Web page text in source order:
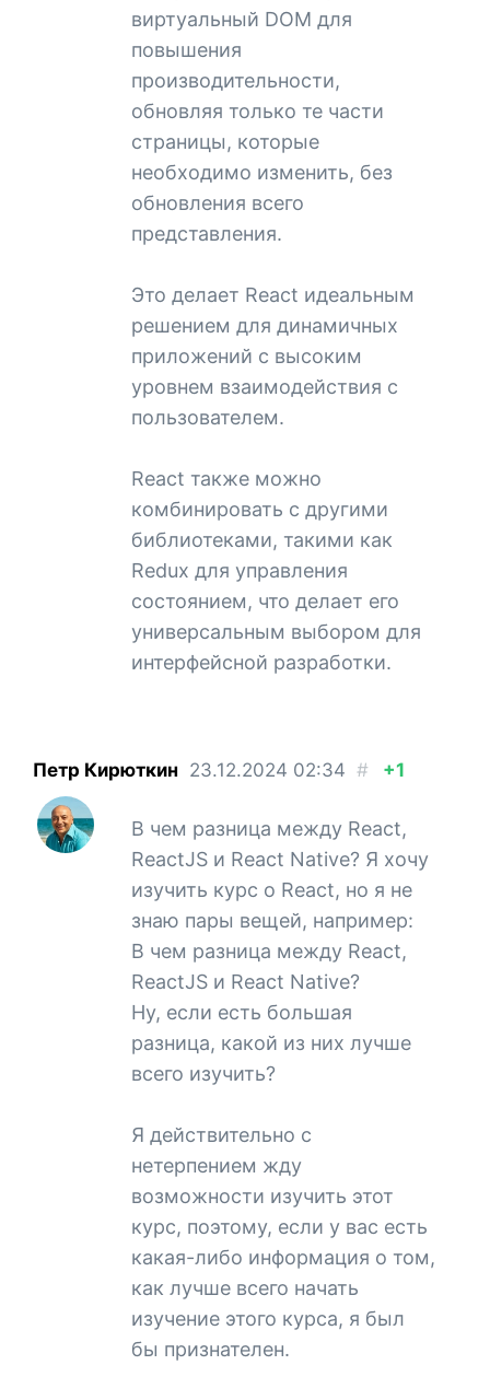
виртуальный DOM для
повышения
производительности,
обновляя только те части
страницы, которые
необходимо изменить, без
обновления всего
представления.
Это делает React идеальным
решением для динамичных
приложений с высоким
уровнем взаимодействия с
пользователем.
React также можно
комбинировать с другими
библиотеками, такими как
Redux для управления
состоянием, что делает его
универсальным выбором для
интерфейсной разработки.
Петр Кирюткин 23.12.2024 02:34 # +1
В чем разница между React,
ReactJS и React Native? Я хочу
изучить курс о React, но я не
знаю пары вещей, например:
В чем разница между React,
ReactJS и React Native?
Ну, если есть большая
разница, какой из них лучше
всего изучить?
Я действительно с
нетерпением жду
возможности изучить этот
курс, поэтому, если у вас есть
какая-либо информация о том,
как лучше всего начать
изучение этого курса, я был
бы признателен.